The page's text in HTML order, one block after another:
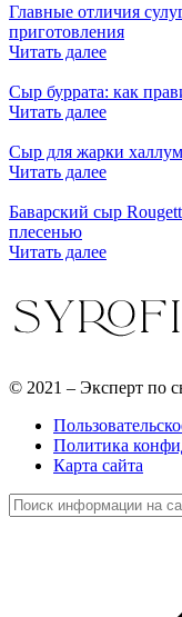
Главные отличия
приготовления
Читать далее
Сыр буррата: как
Читать далее
Сыр для жарки
Читать далее
Баварский сыр
плесенью
Читать далее
© 2021 – Эксперт по
Политика
Карта сайта